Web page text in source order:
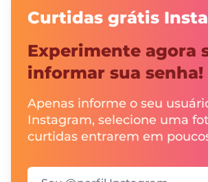
Curtidas grátis
Experimente agora
informar sua senha!
Apenas informe o seu
Instagram, selecione uma
curtidas entrarem em
Seu @perfil Instagram